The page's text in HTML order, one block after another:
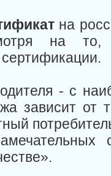
на
на
- с
зависит от